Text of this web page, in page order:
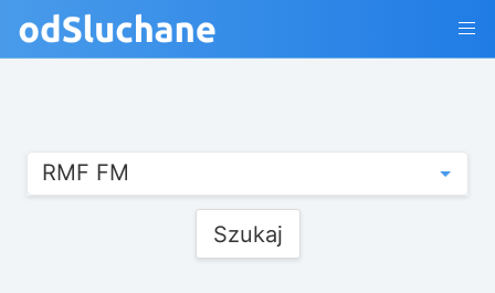
RMF FM
Szukaj